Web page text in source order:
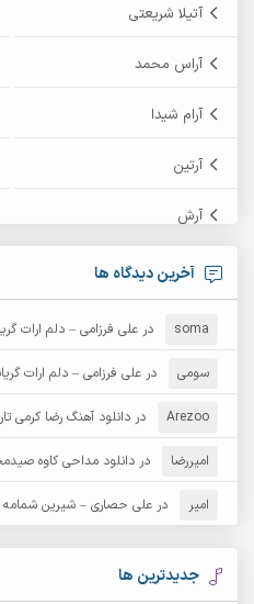
آتیلا شریعتی
آراس محمد
آرام شیدا
آرتین
آرش
آرش امامی
آرش عثمان
آرش مبهم
آرش مهرابی
آرشام
آرکاداش
آخرین دیدگاه ها
soma در علی فرزامی – دلم ارات
سومی در علی فرزامی – دلم ارات
Arezoo در دانلود آهنگ رضا کرمی
امیررضا در دانلود مداحی کاوه
امیر در علی حصاری – شیرین شمامه
جدیدترین ها